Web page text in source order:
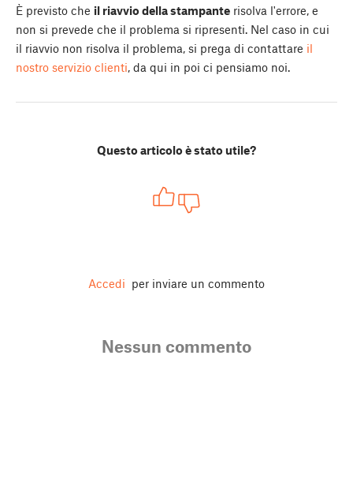
È previsto che il riavvio della stampante risolva l'errore, e
non si prevede che il problema si ripresenti. Nel caso in cui
il riavvio non risolva il problema, si prega di contattare il
nostro servizio clienti, da qui in poi ci pensiamo noi.
Questo articolo è stato utile?
Accedi per inviare un commento
Nessun commento